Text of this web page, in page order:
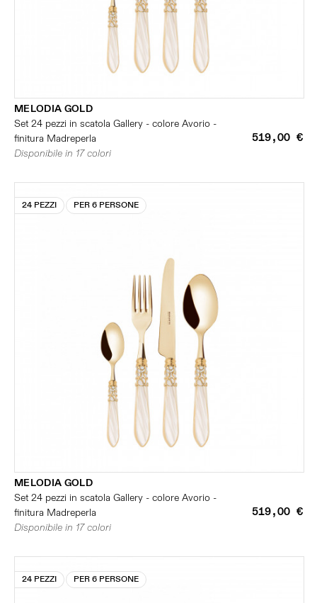
MELODIA GOLD
Set 24 pezzi in scatola Gallery - colore Avorio -
finitura Madreperla
519,00 €
Disponibile in 17 colori
24 PEZZI PER 6 PERSONE
MELODIA GOLD
Set 24 pezzi in scatola Gallery - colore Avorio -
finitura Madreperla
519,00 €
Disponibile in 17 colori
24 PEZZI PER 6 PERSONE